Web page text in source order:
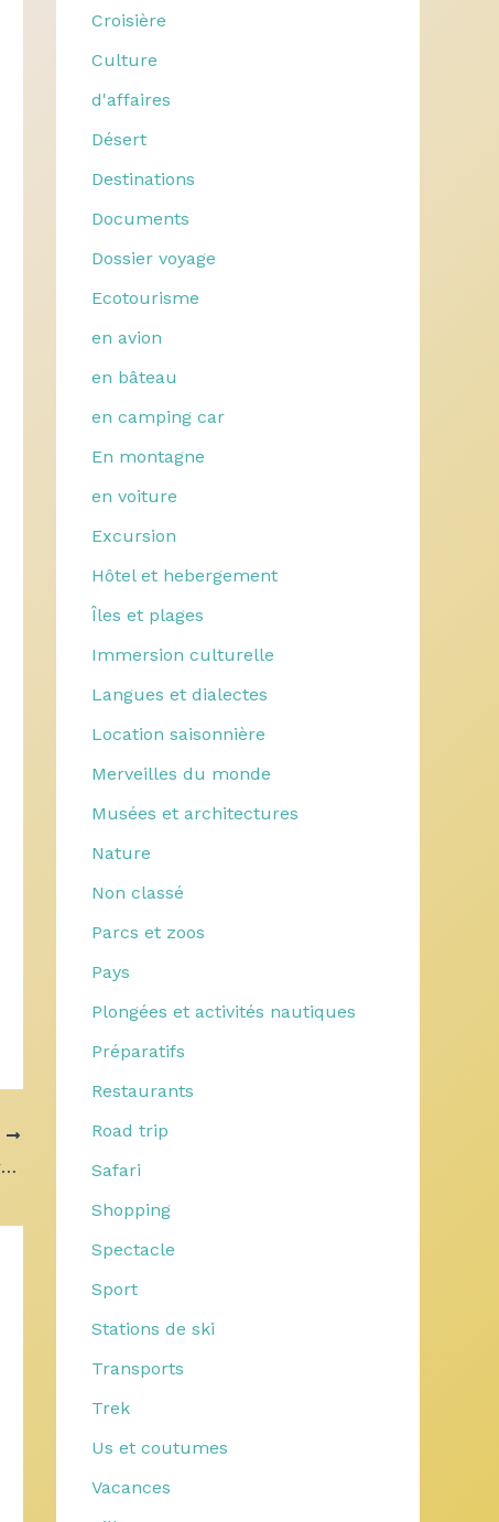
Pourquoi choisir la location de scooter pour vos déplacements quotidiens ?
Croisière
Culture
d'affaires
Désert
Destinations
Documents
Dossier voyage
Ecotourisme
en avion
en bâteau
en camping car
En montagne
en voiture
Excursion
Hôtel et hebergement
Îles et plages
Immersion culturelle
Langues et dialectes
Location saisonnière
Merveilles du monde
Musées et architectures
Nature
Non classé
Parcs et zoos
Pays
Plongées et activités nautiques
Préparatifs
Restaurants
Road trip
Safari
Shopping
Spectacle
Sport
Stations de ski
Transports
Trek
Us et coutumes
Vacances